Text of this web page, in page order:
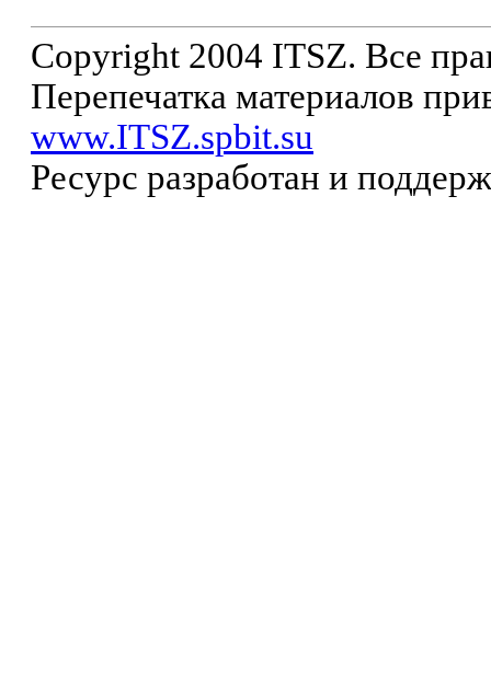
Copyright 2004 ITSZ. Все
Перепечатка материалов
www.ITSZ.spbit.su
Ресурс разработан и